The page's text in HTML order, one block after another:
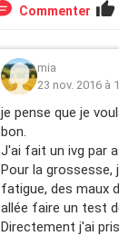
Commenter
mia
23 nov. 2016 à
je pense que je
bon.
J'ai fait un ivg par
Pour la grossesse,
fatigue, des maux
allée faire un test
Directement j'ai